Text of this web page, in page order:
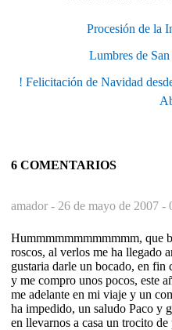
Procesión de la
Lumbres de
! Felicitación de Navidad
6 COMENTARIOS
amador - 26 de mayo de 2007 -
Hummmmmmmmmmmm, que
roscos, al verlos me ha llegado
gustaria darle un bocado, en
y me compro unos pocos, este
me adelante en mi viaje y un
ha impedido, un saludo Paco y
en llevarnos a casa un trocito de